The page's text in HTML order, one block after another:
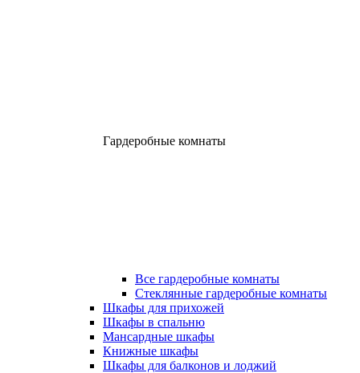
Гардеробные комнаты
Все гардеробные комнаты
Стеклянные гардеробные комнаты
Шкафы для прихожей
Шкафы в спальню
Мансардные шкафы
Книжные шкафы
Шкафы для балконов и лоджий